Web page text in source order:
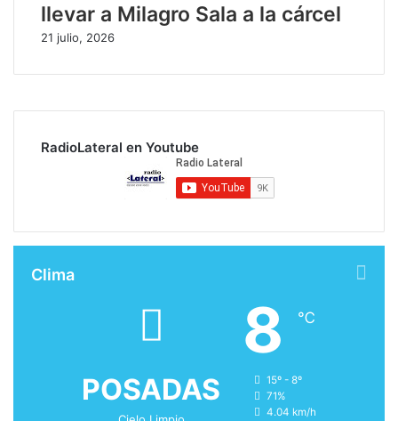
llevar a Milagro Sala a la cárcel
21 julio, 2026
RadioLateral en Youtube
Clima
POSADAS
8 ℃
15º - 8º
71%
4.04 km/h